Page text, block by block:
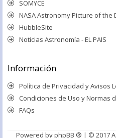
SOMYCE
NASA Astronomy Picture of the
HubbleSite
Noticias Astronomía - EL PAIS
Información
Política de Privacidad y Avisos
Condiciones de Uso y Normas
FAQs
Powered byphpBB ® | © 2017